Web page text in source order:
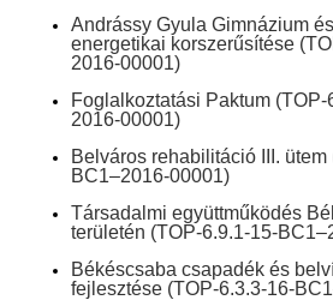
Andrássy Gyula Gimnázium
energetikai korszerűsítése
2016-00001)
Foglalkoztatási Paktum(TOP-
2016-00001)
Belváros rehabilitáció III. ütem
BC1–2016-00001)
Társadalmi együttműködés
területén (TOP-6.9.1-15-
Békéscsaba csapadék és
fejlesztése(TOP-6.3.3-16-